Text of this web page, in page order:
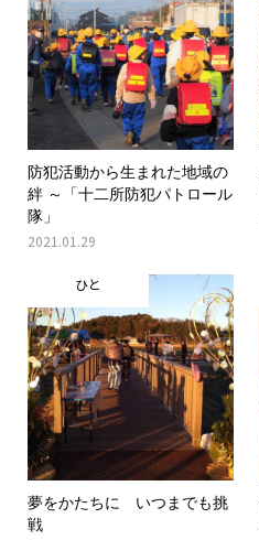
防犯活動から生まれた地域の
絆 ～「十二所防犯パトロール
隊」
2021.01.29
ひと
夢をかたちに いつまでも挑
戦